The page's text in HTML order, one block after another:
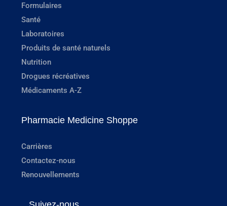
Formulaires
Santé
Laboratoires
Produits de santé naturels
Nutrition
Drogues récréatives
Médicaments A-Z
Pharmacie Medicine Shoppe
Carrières
Contactez-nous
Renouvellements